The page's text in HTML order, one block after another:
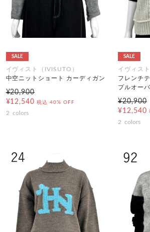
SALE
イヴィスト（IVISUTO）
中空ニットショート カーディガン
¥20,900
¥12,540 税込 40% OFF
2 colors
SALE
イヴィス
フレンチ
プルオー
¥20,900
¥12,540
2 colors